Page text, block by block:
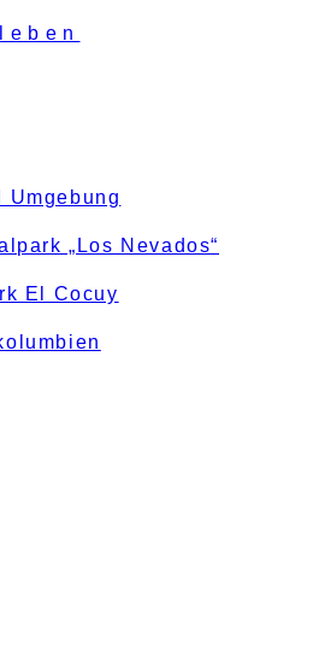
Umgebung
„Los Nevados“
El Cocuy